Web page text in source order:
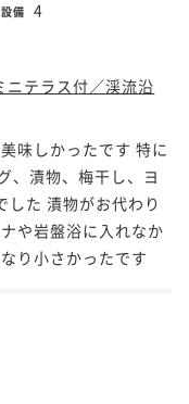
備 4
テラス付／渓流沿
味しかったです 特に
、漬物、梅干し、ヨ
た 漬物がお代わり
や岩盤浴に入れなか
り小さかったです